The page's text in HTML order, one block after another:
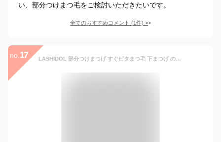
い、部分つけまつ毛をご検討いただきたいです。
全てのおすすめコメント (1件) >
no. 17 LASHIDOL 部分つけまつげ すぐピタまつ毛 下まつげ のり不要 つけまつげ のり付き したまつ毛 つけま 下まつ毛 部分用つけまつげ 接着剤付き付けまつげ ノリがいらないつけまつげ セグメント化された自己接着まつげ ナチュラル ブラウン 人気 DIY 自然な (小さな炎のブラウン下まつげ)